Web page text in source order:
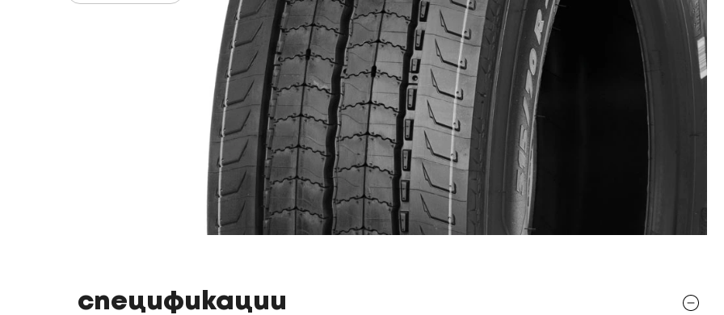
спецификации